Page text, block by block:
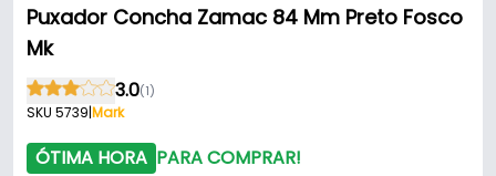
Puxador Concha Zamac 84 Mm Preto Fosco
Mk
3.0(1)
SKU 5739|Mark
ÓTIMA HORA PARA COMPRAR!